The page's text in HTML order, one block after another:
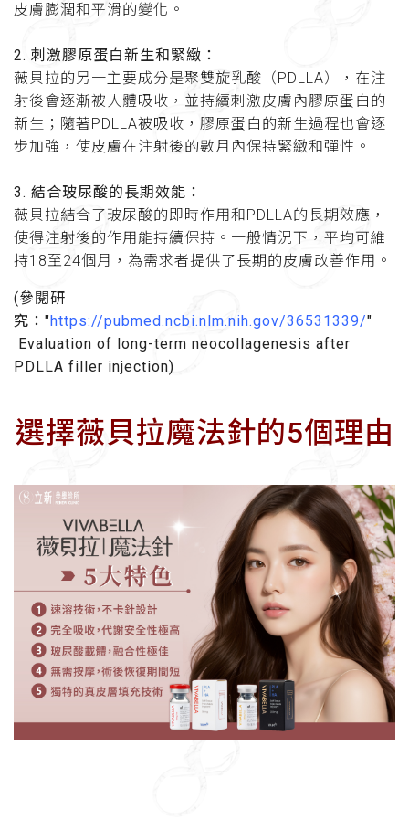
皮膚膨潤和平滑的變化。
2. 刺激膠原蛋白新生和緊緻 ：
薇貝拉的另一主要成分是聚雙旋乳酸（PDLLA），在注
射後會逐漸被人體吸收，並持續刺激皮膚內膠原蛋白的
新生；隨著PDLLA被吸收，膠原蛋白的新生過程也會逐
步加強，使皮膚在注射後的數月內保持緊緻和彈性。
3. 結合玻尿酸的長期效能：
薇貝拉結合了玻尿酸的即時作用和PDLLA的長期效應，
使得注射後的作用能持續保持。一般情況下，平均可維
持18至24個月，為需求者提供了長期的皮膚改善作用。
(參閱研
究："https://pubmed.ncbi.nlm.nih.gov/36531339/"
Evaluation of long-term neocollagenesis after
PDLLA filler injection)
選擇薇貝拉魔法針的5個理由